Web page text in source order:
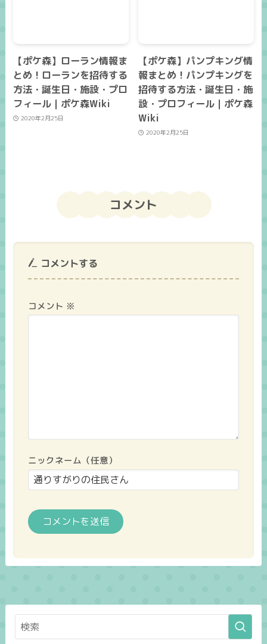
【ポケ森】ローラン情報ま
とめ！ローランを招待する
方法・誕生日・施設・プロ
フィール｜ポケ森Wiki
2020年2月25日
【ポケ森】パンプキング情
報まとめ！パンプキングを
招待する方法・誕生日・施
設・プロフィール｜ポケ森
Wiki
2020年2月25日
コメント
コメントする
コメント ※
ニックネーム（任意）